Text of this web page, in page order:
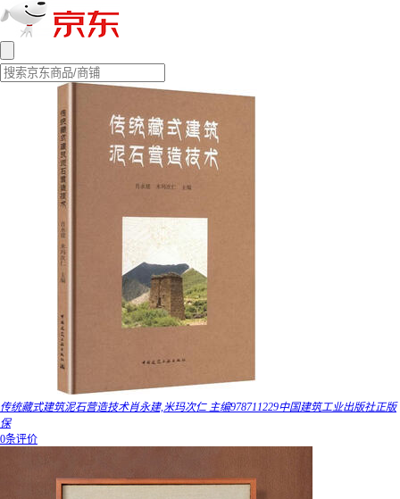
传统藏式建筑泥石营造技术肖永建,米玛次仁 主编978711229中国建筑工业出版社正版
保
0条评价